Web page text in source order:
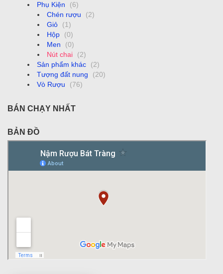
Phụ Kiện
(6)
Chén rượu
(2)
Giỏ
(1)
Hộp
(0)
Men
(0)
Nút chai
(2)
Sản phẩm khác
(2)
Tượng đất nung
(20)
Vò Rượu
(76)
BÁN CHẠY NHẤT
BẢN ĐỒ